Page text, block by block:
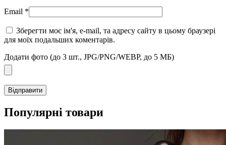
Email *
Зберегти моє ім'я, e-mail, та адресу сайту в цьому браузері
для моїх подальших коментарів.
Додати фото (до 3 шт., JPG/PNG/WEBP, до 5 МБ)
Популярні товари